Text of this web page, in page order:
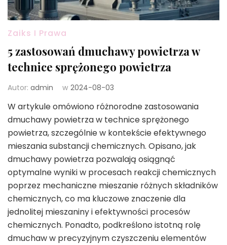
Zaiks I Prawa
5 zastosowań dmuchawy powietrza w
technice sprężonego powietrza
Autor: admin w 2024-08-03
W artykule omówiono różnorodne zastosowania
dmuchawy powietrza w technice sprężonego
powietrza, szczególnie w kontekście efektywnego
mieszania substancji chemicznych. Opisano, jak
dmuchawy powietrza pozwalają osiągnąć
optymalne wyniki w procesach reakcji chemicznych
poprzez mechaniczne mieszanie różnych składników
chemicznych, co ma kluczowe znaczenie dla
jednolitej mieszaniny i efektywności procesów
chemicznych. Ponadto, podkreślono istotną rolę
dmuchaw w precyzyjnym czyszczeniu elementów